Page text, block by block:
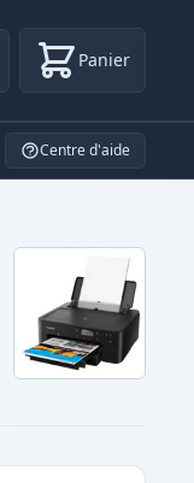
Panier
Centre d'aide